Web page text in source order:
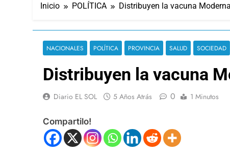
Inicio POLÍTICA Distribuyen la vacuna
NACIONALES POLÍTICA PROVINCIA SALUD SOCIEDAD
Distribuyen la vacuna
Diario EL SOL 5 Años Atrás 0 1 Minutos
Compartilo!